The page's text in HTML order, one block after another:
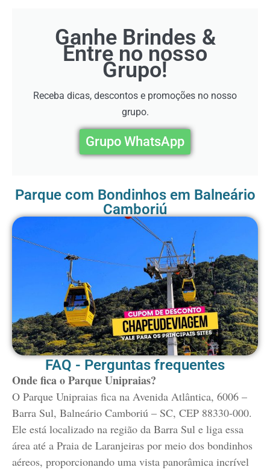
Ganhe Brindes &
Entre no nosso
Grupo!
Receba dicas, descontos e promoções no nosso
grupo.
Grupo WhatsApp
Parque com Bondinhos em Balneário
Camboriú
FAQ - Perguntas frequentes
Onde fica o Parque Unipraias?
O Parque Unipraias fica na Avenida Atlântica, 6006 –
Barra Sul, Balneário Camboriú – SC, CEP 88330-000.
Ele está localizado na região da Barra Sul e liga essa
área até a Praia de Laranjeiras por meio dos bondinhos
aéreos, proporcionando uma vista panorâmica incrível